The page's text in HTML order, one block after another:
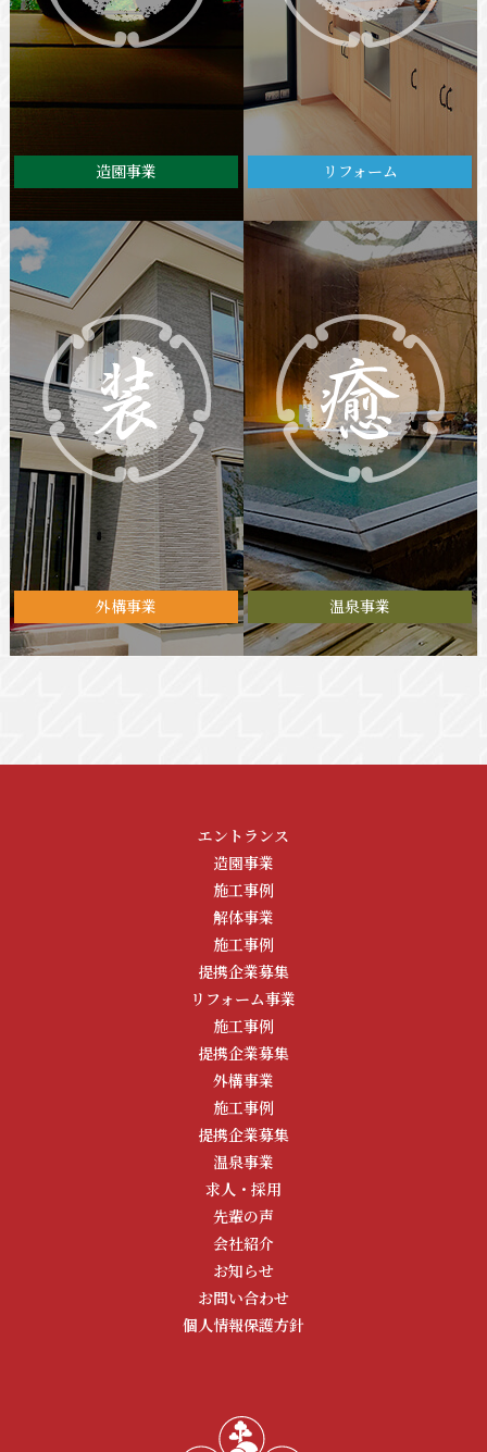
造園事業 リフォーム
外構事業 温泉事業
エントランス
造園事業
施工事例
解体事業
施工事例
提携企業募集
リフォーム事業
施工事例
提携企業募集
外構事業
施工事例
提携企業募集
温泉事業
求人・採用
先輩の声
会社紹介
お知らせ
お問い合わせ
個人情報保護方針